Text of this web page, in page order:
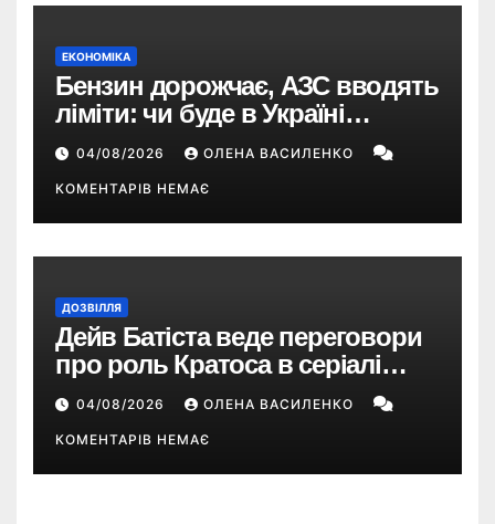
ЕКОНОМІКА
Бензин дорожчає, АЗС вводять
ліміти: чи буде в Україні
дефіцит пального
04/08/2026 ОЛЕНА ВАСИЛЕНКО
КОМЕНТАРІВ НЕМАЄ
ДОЗВІЛЛЯ
Дейв Батіста веде переговори
про роль Кратоса в серіалі
«God of War» від Amazon
04/08/2026 ОЛЕНА ВАСИЛЕНКО
КОМЕНТАРІВ НЕМАЄ